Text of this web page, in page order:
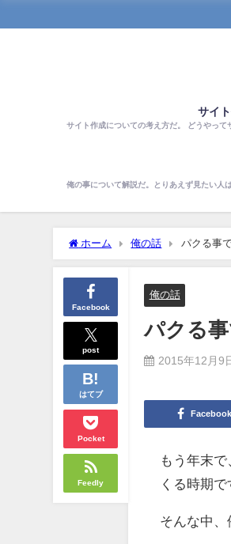
サイ
サイト作成についての考え方だ。 どうやって
俺の事について解説だ。とりあえず見たい人
ホーム 俺の話 パクる事
Facebook
post
はてブ
Pocket
Feedly
俺の話
パクる
2015年12月9
Facebook
もう年末
くる時期で
そんな中、